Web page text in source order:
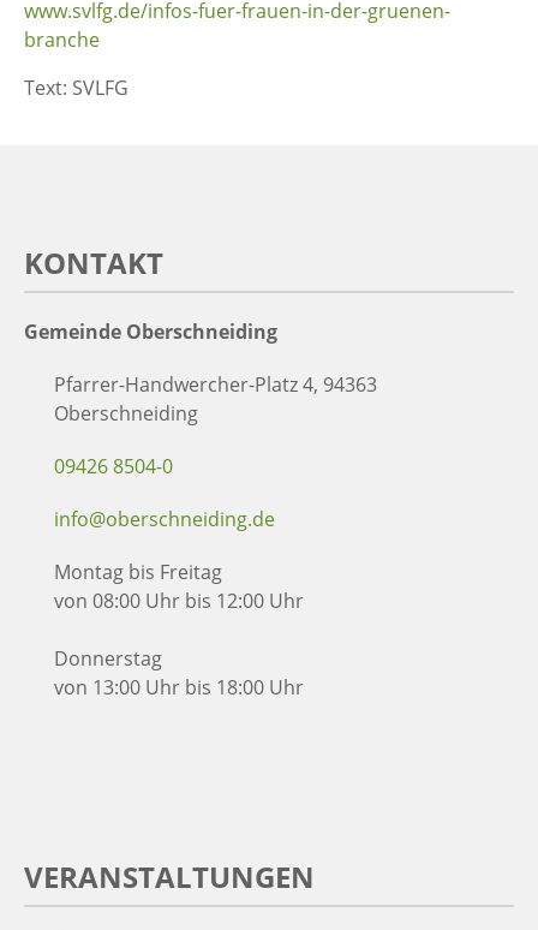
www.svlfg.de/infos-fuer-frauen-in-der-gruenen-
branche
Text: SVLFG
KONTAKT
Gemeinde Oberschneiding
Pfarrer-Handwercher-Platz 4, 94363
Oberschneiding
09426 8504-0
info@oberschneiding.de
Montag bis Freitag
von 08:00 Uhr bis 12:00 Uhr
Donnerstag
von 13:00 Uhr bis 18:00 Uhr
VERANSTALTUNGEN